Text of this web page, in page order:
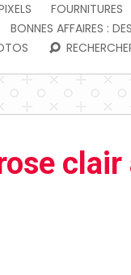
FOURNITURES
BONNES AFFAIRES :
clair